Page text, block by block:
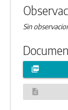
Sin
picture_as_pdf
description